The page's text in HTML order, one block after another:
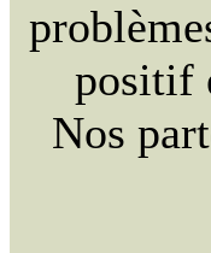
positif
Nos